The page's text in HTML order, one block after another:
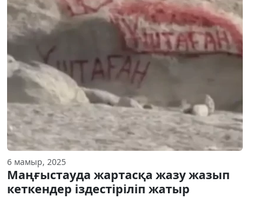
6 мамыр, 2025
Маңғыстауда жартасқа жазу жазып
кеткендер іздестіріліп жатыр